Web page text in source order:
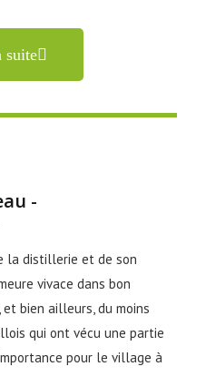
suite
-
la distillerie et de son
vivace dans bon
et bien ailleurs, du moins
qui ont vécu une partie
pour le village à